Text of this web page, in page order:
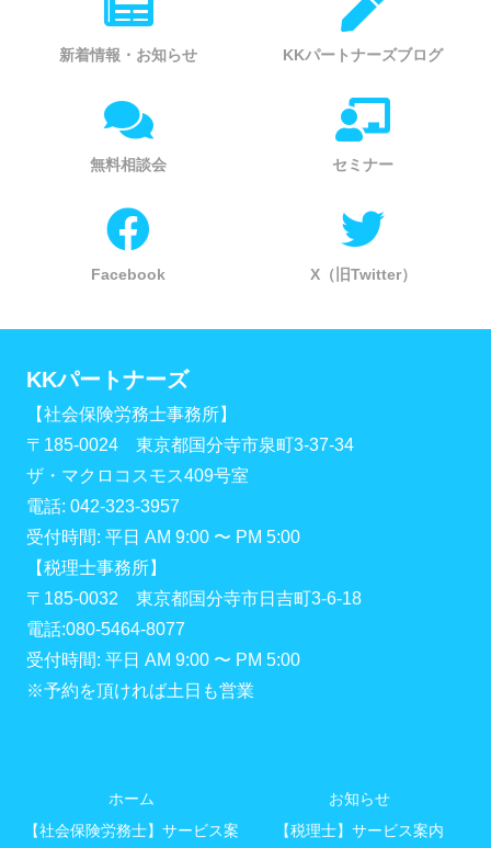
新着情報・お知らせ KKパートナーズブログ
無料相談会 セミナー
Facebook X（旧Twitter）
KKパートナーズ
【社会保険労務士事務所】
〒185-0024 東京都国分寺市泉町3-37-34
ザ・マクロコスモス409号室
電話: 042-323-3957
受付時間: 平日 AM 9:00 〜 PM 5:00
【税理士事務所】
〒185-0032 東京都国分寺市日吉町3-6-18
電話:080-5464-8077
受付時間: 平日 AM 9:00 〜 PM 5:00
※予約を頂ければ土日も営業
ホーム
お知らせ
【社会保険労務士】サービス案
【税理士】サービス案内